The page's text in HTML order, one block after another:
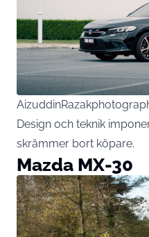
Design och teknik
skrämmer bort köpare.
Mazda MX-30